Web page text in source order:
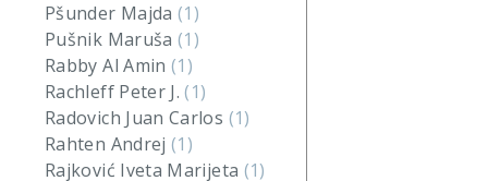
Pšunder Majda(1)
Pušnik Maruša(1)
Rabby Al Amin(1)
Rachleff Peter J.(1)
Radovich Juan Carlos (1)
Rahten Andrej(1)
Rajković Iveta Marijeta (1)